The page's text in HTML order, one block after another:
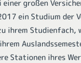
einer großen
ein Studium
ihrem Studienfach,
Stationen ihres